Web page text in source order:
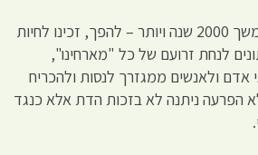
הדת לא שמרה עלינו במשך 2000 שנה ויותר – להפך, זכינו לחיות
לנחת זרועם של כל "מארחינו",
אדם ולאנשים ממגזרך לנסות ולהכריח
הפרעה ניתנה לא בזכות הדת אלא כנגד